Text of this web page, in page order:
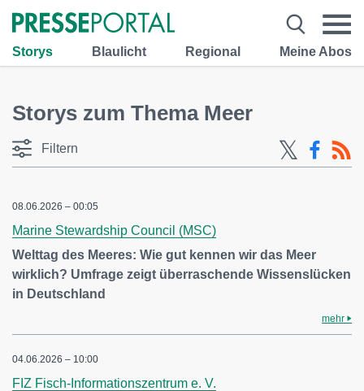
Storys Blaulicht Regional Meine Abos
Storys zum Thema Meer
Filtern
08.06.2026 – 00:05
Marine Stewardship Council (MSC)
Welttag des Meeres: Wie gut kennen wir das Meer
wirklich? Umfrage zeigt überraschende Wissenslücken
in Deutschland
mehr
04.06.2026 – 10:00
FIZ Fisch-Informationszentrum e. V.